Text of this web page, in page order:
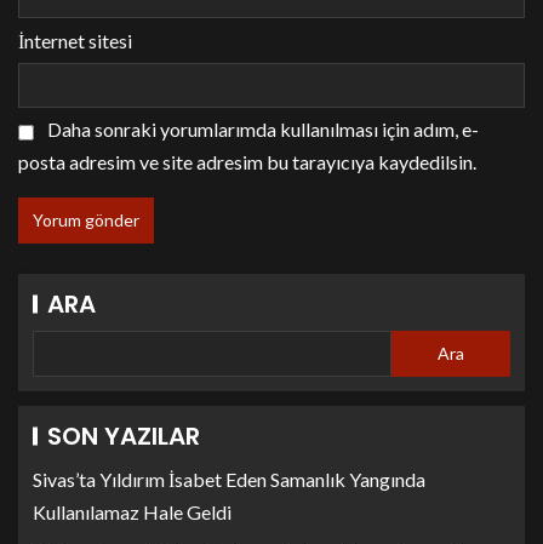
İnternet sitesi
Daha sonraki yorumlarımda kullanılması için adım, e-
posta adresim ve site adresim bu tarayıcıya kaydedilsin.
ARA
Ara
SON YAZILAR
Sivas’ta Yıldırım İsabet Eden Samanlık Yangında
Kullanılamaz Hale Geldi